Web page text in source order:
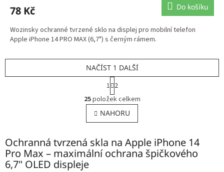
78 Kč Do košíku
Wozinsky ochranné tvrzené sklo na displej pro mobilní telefon
Apple iPhone 14 PRO MAX (6,7") s černým rámem.
O
v
l
á
a
c
í
NAČÍST 1 DALŠÍ
S
t
r
á
n
k
v
á
n
1 2
25položek celkem
NAHORU
Ochranná tvrzená skla na Apple iPhone 14
Pro Max – maximální ochrana špičkového
6,7" OLED displeje